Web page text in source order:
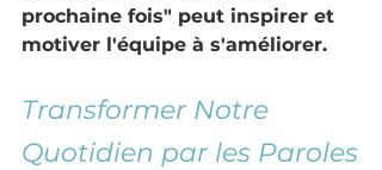
prochaine fois" peut inspirer et
motiver l'équipe à s'améliorer.
Transformer Notre
Quotidien par les Paroles